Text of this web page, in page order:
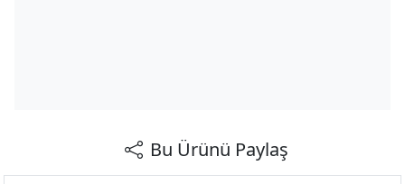
Bu Ürünü Paylaş